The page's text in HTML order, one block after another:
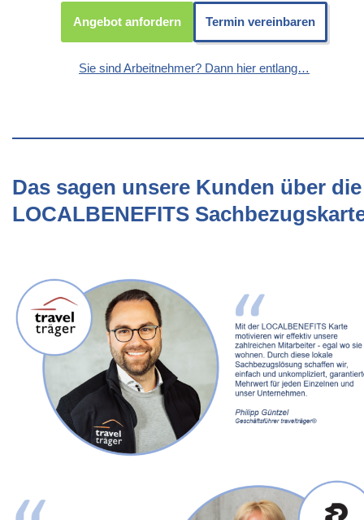
Angebot anfordern Termin vereinbaren
Sie sind Arbeitnehmer? Dann hier entlang…
Das sagen unsere Kunden über die
LOCALBENEFITS